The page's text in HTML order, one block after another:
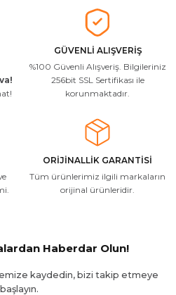
GÜVENLİ ALIŞVERİŞ
%100 Güvenli Alışveriş. Bilgileriniz
256bit SSL Sertifikası ile
korunmaktadır.
ORİJİNALLİK GARANTİSİ
Tüm ürünlerimiz ilgili markaların
orijinal ürünleridir.
Haberdar Olun!
kaydedin, bizi takip etmeye
başlayın.